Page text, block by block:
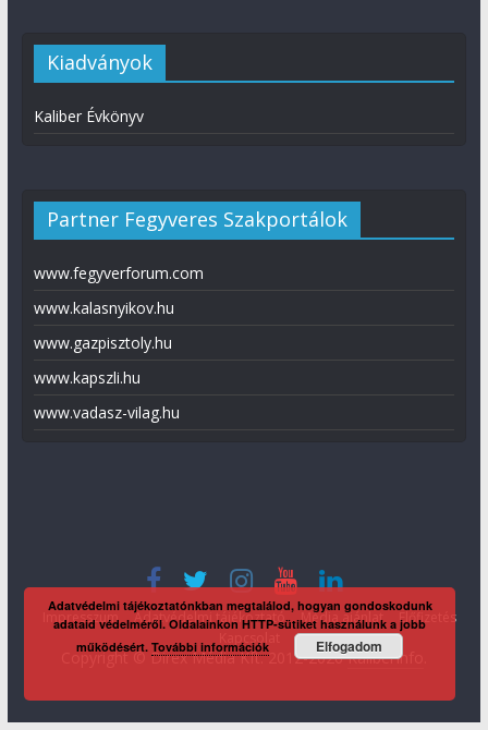
Kiadványok
Kaliber Évkönyv
Partner Fegyveres Szakportálok
www.fegyverforum.com
www.kalasnyikov.hu
www.gazpisztoly.hu
www.kapszli.hu
www.vadasz-vilag.hu
Impresszum Adatvédelmi tájékoztató Média ajánlat
Előfizetés
Copyright © Direx Média Kft. 2012-2026KaliberInfo
Adatvédelmi tájékoztatónkban megtalálod, hogyan gondoskodunk
adataid védelméről. Oldalainkon HTTP-sütiket használunk a jobb
működésért.További információk Elfogadom